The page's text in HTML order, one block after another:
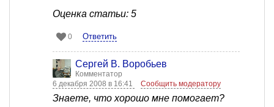
Оценка статьи: 5
0 Ответить
Сергей В. Воробьев
Комментатор
6 декабря 2008 в 16:41
Сообщить модератору
Знаете, что хорошо мне помогает?